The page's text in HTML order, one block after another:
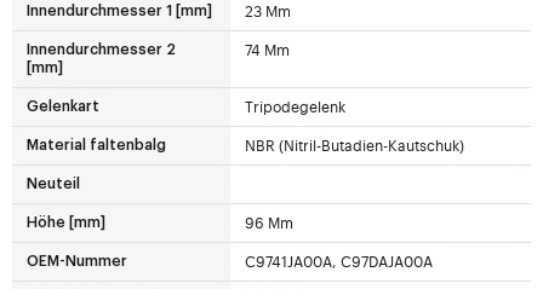
Innendurchmesser 1 [mm] 23 Mm
Innendurchmesser 2
[mm]
74 Mm
Gelenkart Tripodegelenk
Material faltenbalg NBR (Nitril-Butadien-Kautschuk)
Neuteil
Höhe [mm] 96 Mm
OEM-Nummer C9741JA00A, C97DAJA00A